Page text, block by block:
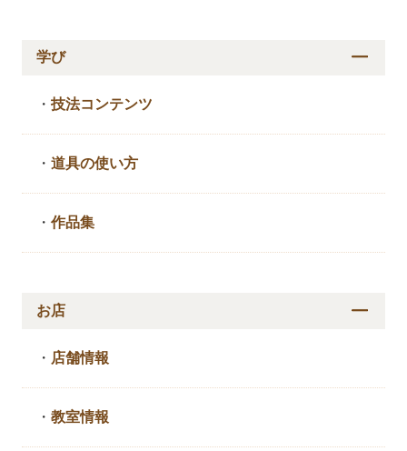
学び
・技法コンテンツ
・道具の使い方
・作品集
お店
・ 店舗情報
・教室情報